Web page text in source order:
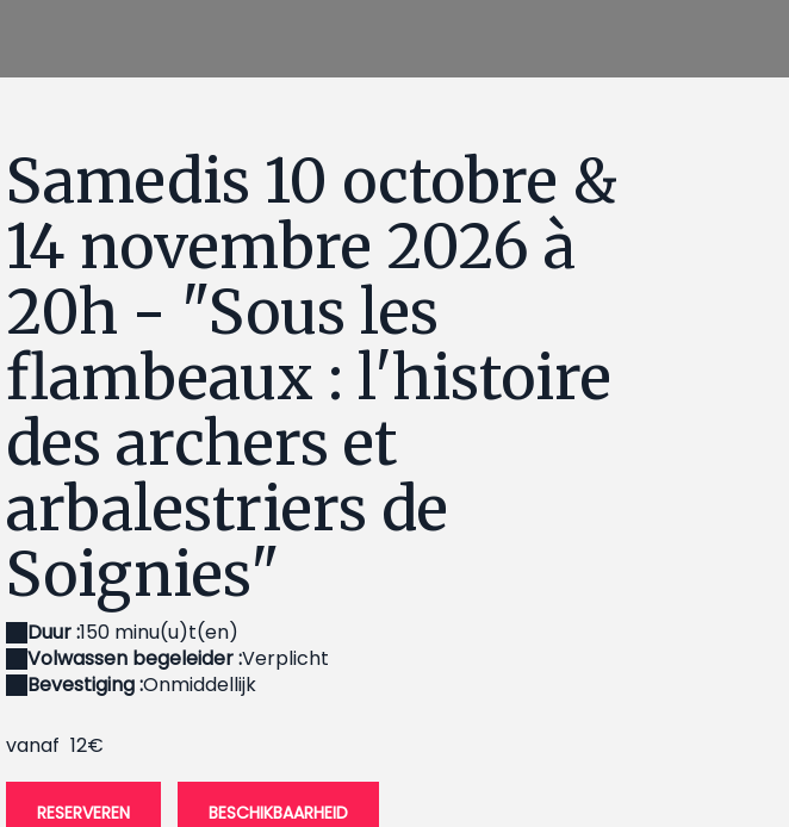
Balade aux flambeaux 2
Samedis 10 octobre &
14 novembre 2026 à
20h - "Sous les
flambeaux : l'histoire
des archers et
arbalestriers de
Soignies"
Duur :150 minu(u)t(en)
Volwassen begeleider :Verplicht
Bevestiging :Onmiddellijk
vanaf 12€
RESERVEREN BESCHIKBAARHEID